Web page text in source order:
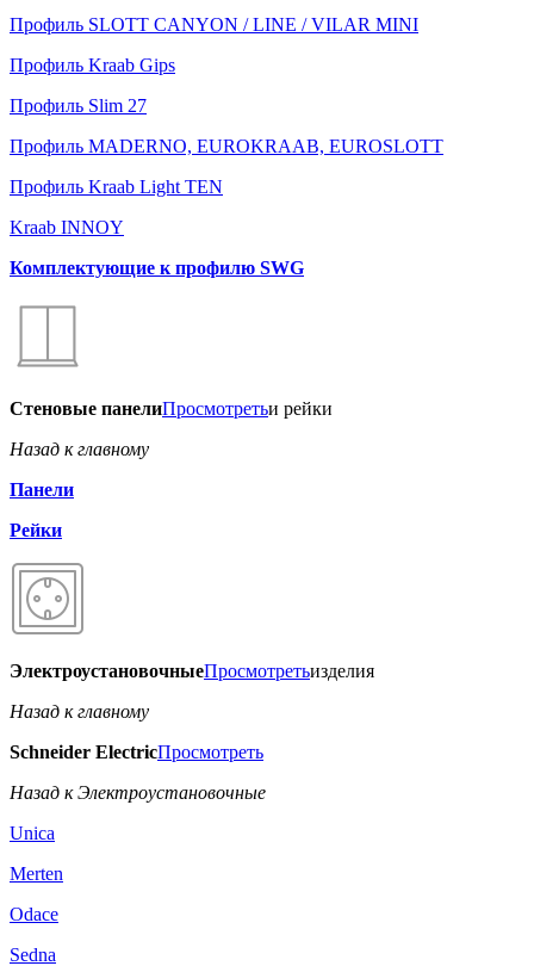
Профиль SLOTT CANYON / LINE / VILAR MINI
Профиль Kraab Gips
Профиль Slim 27
Профиль MADERNO, EUROKRAAB, EUROSLOTT
Профиль Kraab Light TEN
Kraab INNOY
Комплектующие к профилю SWG
Стеновые панелиПросмотретьи рейки
Назад к главному
Панели
Рейки
ЭлектроустановочныеПросмотретьизделия
Назад к главному
Schneider ElectricПросмотреть
Назад к Электроустановочные
Unica
Merten
Odace
Sedna